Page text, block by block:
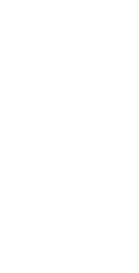
tekmovalno
boj sprinterskih
primeru, da se